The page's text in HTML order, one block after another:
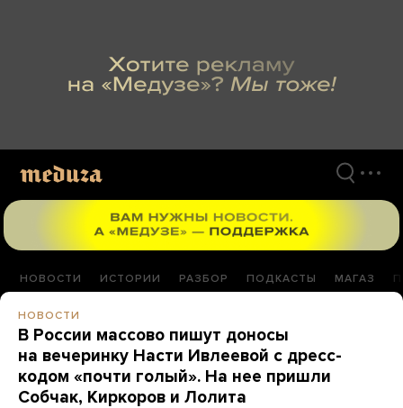
НОВОСТИ ИСТОРИИ РАЗБОР ПОДКАСТЫ МАГАЗ
НОВОСТИ
В России массово пишут доносы
на вечеринку Насти Ивлеевой с дресс-
кодом «почти голый». На нее пришли
Собчак, Киркоров и Лолита